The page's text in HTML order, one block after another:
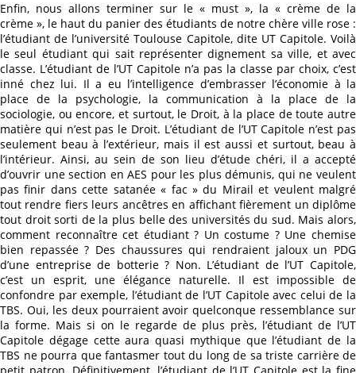
Enfin, nous allons terminer sur le « must », la « crème de la
crème », le haut du panier des étudiants de notre chère ville rose :
l’étudiant de l’université Toulouse Capitole, dite UT Capitole. Voilà
le seul étudiant qui sait représenter dignement sa ville, et avec
classe. L’étudiant de l’UT Capitole n’a pas la classe par choix, c’est
inné chez lui. Il a eu l’intelligence d’embrasser l’économie à la
place de la psychologie, la communication à la place de la
sociologie, ou encore, et surtout, le Droit, à la place de toute autre
matière qui n’est pas le Droit. L’étudiant de l’UT Capitole n’est pas
seulement beau à l’extérieur, mais il est aussi et surtout, beau à
l’intérieur. Ainsi, au sein de son lieu d’étude chéri, il a accepté
d’ouvrir une section en AES pour les plus démunis, qui ne veulent
pas finir dans cette satanée « fac » du Mirail et veulent malgré
tout rendre fiers leurs ancêtres en affichant fièrement un diplôme
tout droit sorti de la plus belle des universités du sud. Mais alors,
comment reconnaître cet étudiant ? Un costume ? Une chemise
bien repassée ? Des chaussures qui rendraient jaloux un PDG
d’une entreprise de botterie ? Non. L’étudiant de l’UT Capitole,
c’est un esprit, une élégance naturelle. Il est impossible de
confondre par exemple, l’étudiant de l’UT Capitole avec celui de la
TBS. Oui, les deux pourraient avoir quelconque ressemblance sur
la forme. Mais si on le regarde de plus près, l’étudiant de l’UT
Capitole dégage cette aura quasi mythique que l’étudiant de la
TBS ne pourra que fantasmer tout du long de sa triste carrière de